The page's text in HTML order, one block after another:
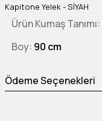
Kapitone Yelek - SİYAH
Ürün Kumaş Tanımı
Boy 90 cm
Ödeme Seçenekleri